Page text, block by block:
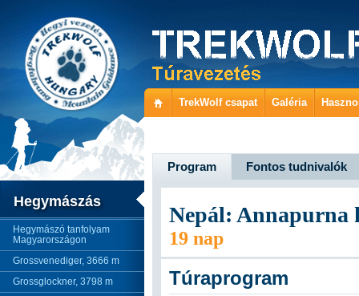
TrekWolf csapat Galéria
Hegymászás
Hegymászó tanfolyam
Magyarországon
Grossvenediger, 3666 m
Grossglockner, 3798 m
Program Fontos tudnivalók
Nepál: Annapurna
19 nap
Túraprogram